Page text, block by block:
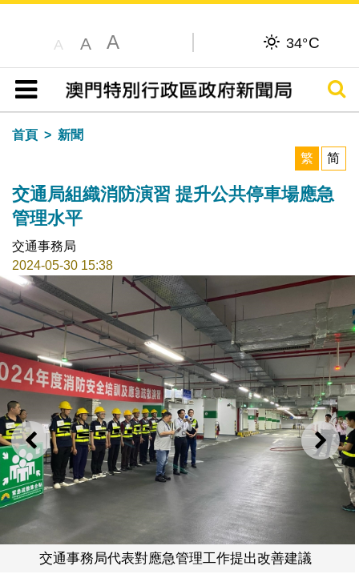
A A A 34°C
目錄
搜尋
首頁
新聞
繁
简
交通局組織消防演習 提升公共停車場應急
管理水平
交通事務局
2024-05-30 15:38
上一則 下一
交通事務局代表對應急管理工作提出改善建議